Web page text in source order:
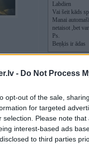
- Do Not Process
opt-out of the sale,
for targeted
selection. Please note
interest-based ads
to third parties
Labdien
Vai šeit kāds
Manai
netaisot ,bet
Ps.
Beņķis ir ādas
Ja beigts
06. Nov 2016, 11:52
Tā man teica
Varbūt kāds labs